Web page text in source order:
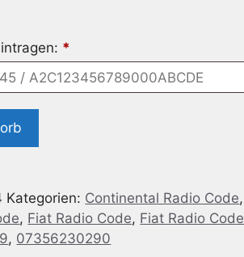
*
Kategorien: Continental Radio Code,
, Fiat Radio Code, Fiat Radio Code
, 07356230290